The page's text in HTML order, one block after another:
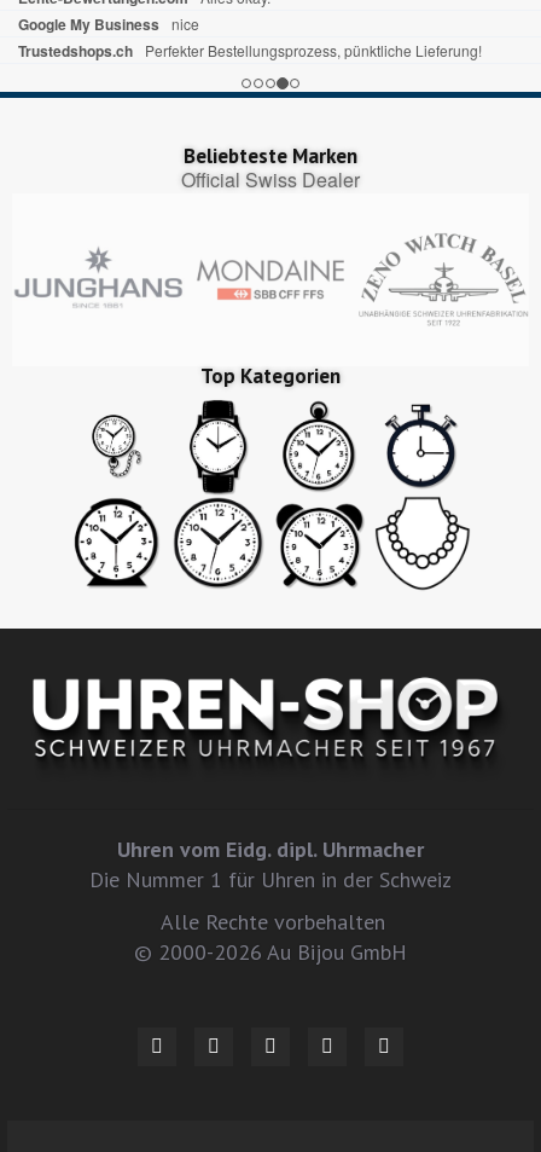
Google My Business nice
Trustedshops.ch Perfekter Bestellungsprozess, pünktliche Lieferung!
Beliebteste Marken
Official Swiss Dealer
Top Kategorien
Uhren vom Eidg. dipl. Uhrmacher
Die Nummer 1 für Uhren in der Schweiz
Alle Rechte vorbehalten
© 2000-2026 Au Bijou GmbH